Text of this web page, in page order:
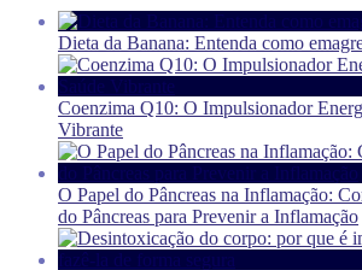
Dieta da Banana: Entenda como
Coenzima Q10: O Impulsionador
Vibrante
O Papel do Pâncreas na Inflamação:
do Pâncreas para Prevenir a Inflamação